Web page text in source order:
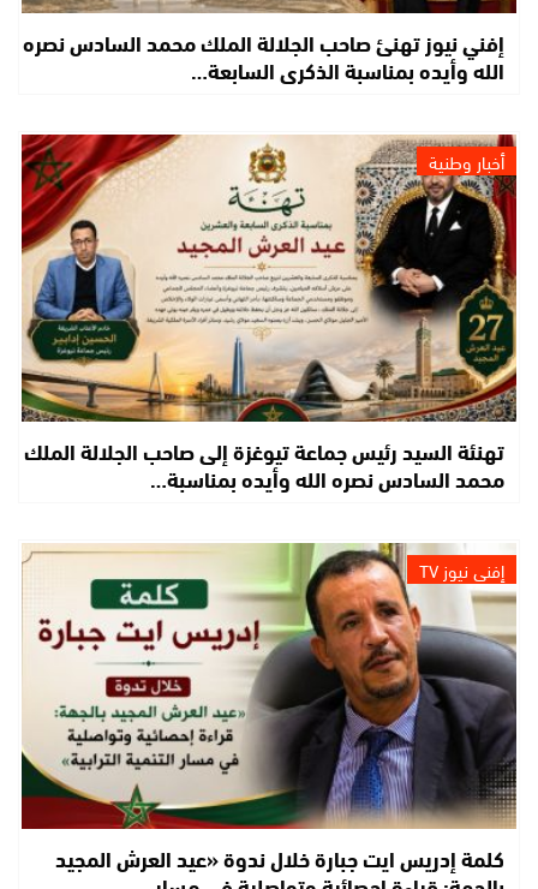
إفني نيوز تهنئ صاحب الجلالة الملك محمد السادس نصره
الله وأيده بمناسبة الذكرى السابعة…
أخبار وطنية
تهنئة السيد رئيس جماعة تيوغزة إلى صاحب الجلالة الملك
محمد السادس نصره الله وأيده بمناسبة…
إفني نيوز TV
كلمة إدريس ايت جبارة خلال ندوة «عيد العرش المجيد